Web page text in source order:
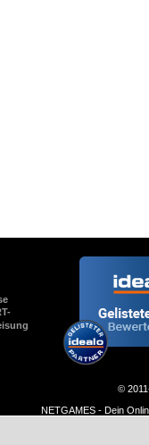
©
NETGAMES - Dein